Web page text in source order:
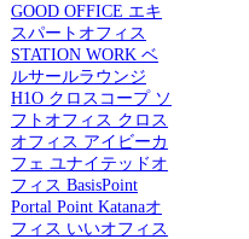
GOOD OFFICE エキ
スパートオフィス
STATION WORKベ
ルサールラウンジ
H1Oクロスコープソ
フトオフィス クロス
オフィス アイビーカ
フェ ユナイテッドオ
フィス BasisPoint
Portal PointKatanaオ
フィス いいオフィス